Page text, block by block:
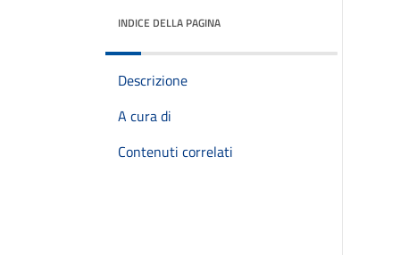
INDICE DELLA PAGINA
Descrizione
A cura di
Contenuti correlati